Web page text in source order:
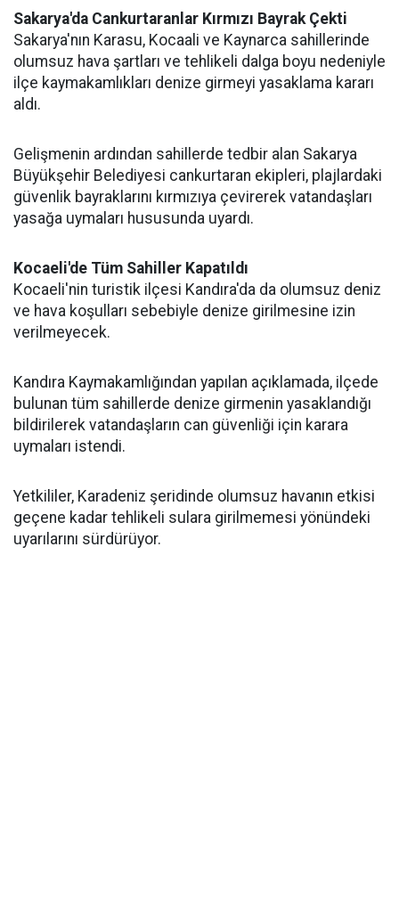
Sakarya'da Cankurtaranlar Kırmızı Bayrak Çekti
Sakarya'nın Karasu, Kocaali ve Kaynarca sahillerinde
olumsuz hava şartları ve tehlikeli dalga boyu nedeniyle
ilçe kaymakamlıkları denize girmeyi yasaklama kararı
aldı.
Gelişmenin ardından sahillerde tedbir alan Sakarya
Büyükşehir Belediyesi cankurtaran ekipleri, plajlardaki
güvenlik bayraklarını kırmızıya çevirerek vatandaşları
yasağa uymaları hususunda uyardı.
Kocaeli'de Tüm Sahiller Kapatıldı
Kocaeli'nin turistik ilçesi Kandıra'da da olumsuz deniz
ve hava koşulları sebebiyle denize girilmesine izin
verilmeyecek.
Kandıra Kaymakamlığından yapılan açıklamada, ilçede
bulunan tüm sahillerde denize girmenin yasaklandığı
bildirilerek vatandaşların can güvenliği için karara
uymaları istendi.
Yetkililer, Karadeniz şeridinde olumsuz havanın etkisi
geçene kadar tehlikeli sulara girilmemesi yönündeki
uyarılarını sürdürüyor.